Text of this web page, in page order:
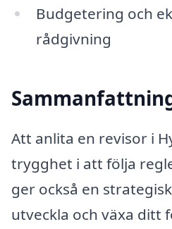
Budgetering och
rådgivning
Att anlita en revisor i
trygghet i att följa
ger också en
utveckla och växa ditt